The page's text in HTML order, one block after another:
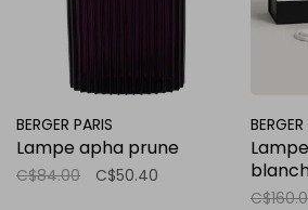
BERGER PARIS
Lampe apha prune
C$84.00 C$50.40